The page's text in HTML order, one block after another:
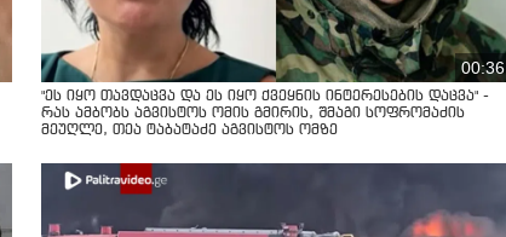
00:36
"ეს იყო თავდაცვა და ეს იყო ქვეყნის ინტერესების დაცვა" -
რას ამბობს აგვისტოს ომის გმირის, შმაგი სოფრომაძის
მეუღლე, თეა ტაბატაძე აგვისტოს ომზე